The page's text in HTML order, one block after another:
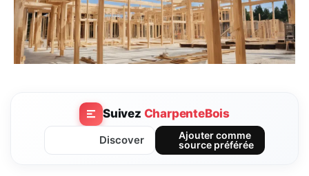
Suivez CharpenteBois
Discover
Ajouter comme
source préférée